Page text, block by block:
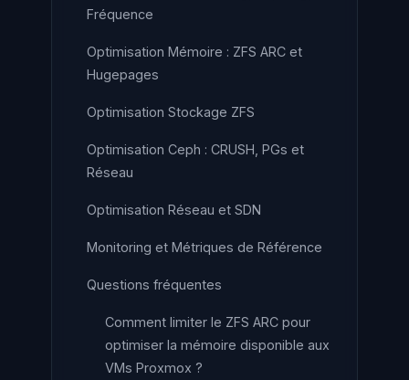
Fréquence
Optimisation Mémoire : ZFS ARC et
Hugepages
Optimisation Stockage ZFS
Optimisation Ceph : CRUSH, PGs et
Réseau
Optimisation Réseau et SDN
Monitoring et Métriques de Référence
Questions fréquentes
Comment limiter le ZFS ARC pour
optimiser la mémoire disponible aux
VMs Proxmox ?